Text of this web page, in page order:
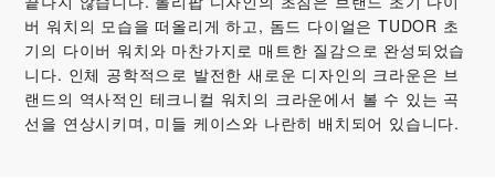
버 워치의 모습을 떠올리게 하고, 돔드 다이얼은 TUDOR 초
기의 다이버 워치와 마찬가지로 매트한 질감으로 완성되었습
니다. 인체 공학적으로 발전한 새로운 디자인의 크라운은 브
랜드의 역사적인 테크니컬 워치의 크라운에서 볼 수 있는 곡
선을 연상시키며, 미들 케이스와 나란히 배치되어 있습니다.